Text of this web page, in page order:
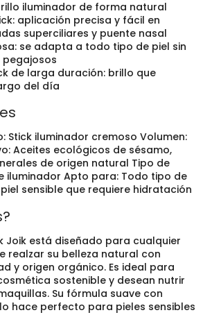
iluminador de forma natural
aplicación precisa y fácil en
superciliares y puente nasal
se adapta a todo tipo de piel sin
pegajosos
de larga duración: brillo que
del día
Stick iluminador cremoso Volumen:
Aceites ecológicos de sésamo,
de origen natural Tipo de
iluminador Apto para: Todo tipo de
sensible que requiere hidratación
Joik está diseñado para cualquier
realzar su belleza natural con
y origen orgánico. Es ideal para
sostenible y desean nutrir
Su fórmula suave con
hace perfecto para pieles sensibles